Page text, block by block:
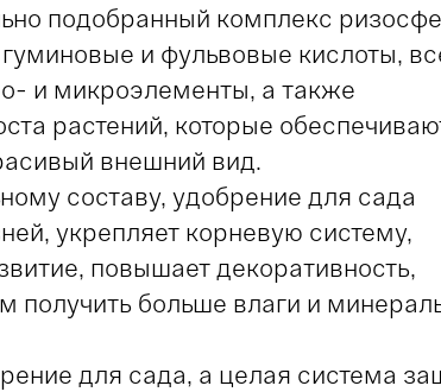
подобранный комплекс
и фульвовые кислоты,
и микроэлементы, а также
растений, которые
внешний вид.
составу, удобрение для сада
укрепляет корневую систему,
повышает декоративность,
получить больше влаги и
для сада, а целая система